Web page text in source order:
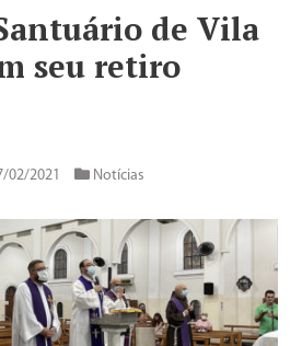
de Vila
seu retiro
02/2021 Notícias